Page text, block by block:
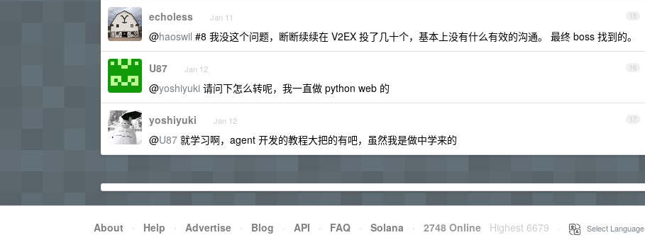
15
echoless Jan 11
@haoswil #8 我没这个问题，断断续续在 V2EX 投了几十个，基本上没有什么有效的沟通。 最终 boss 找到的。
16
U87 Jan 12
@yoshiyuki 请问下怎么转呢，我一直做 python web 的
17
yoshiyuki Jan 12
@U87 就学习啊，agent 开发的教程大把的有吧，虽然我是做中学来的
About · Help · Advertise · Blog · API · FAQ · Solana · 2748 Online Highest 6679 Select Language